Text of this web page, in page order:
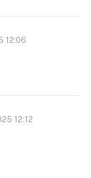
12:06
12:12